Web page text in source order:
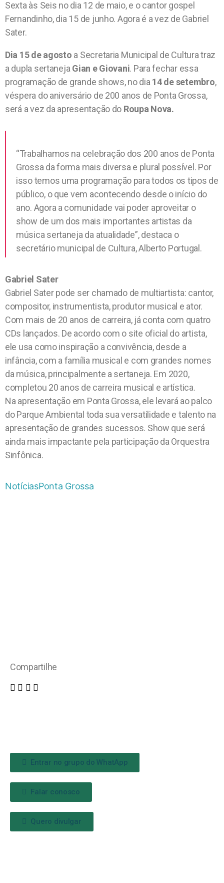
Sexta às Seis no dia 12 de maio, e o cantor gospel
Fernandinho, dia 15 de junho. Agora é a vez de Gabriel
Sater.
Dia 15 de agosto a Secretaria Municipal de Cultura traz
a dupla sertanejaGian e Giovani. Para fechar essa
programação de grande shows, no dia14 de setembro,
véspera do aniversário de 200 anos de Ponta Grossa,
será a vez da apresentação do Roupa Nova.
“Trabalhamos na celebração dos 200 anos de Ponta
Grossa da forma mais diversa e plural possível. Por
isso temos uma programação para todos os tipos de
público, o que vem acontecendo desde o início do
ano. Agora a comunidade vai poder aproveitar o
show de um dos mais importantes artistas da
música sertaneja da atualidade”, destaca o
secretário municipal de Cultura, Alberto Portugal.
Gabriel Sater
Gabriel Sater pode ser chamado de multiartista: cantor,
compositor, instrumentista, produtor musical e ator.
Com mais de 20 anos de carreira, já conta com quatro
CDs lançados. De acordo com o site oficial do artista,
ele usa como inspiração a convivência, desde a
infância, com a família musical e com grandes nomes
da música, principalmente a sertaneja. Em 2020,
completou 20 anos de carreira musical e artística.
Na apresentação em Ponta Grossa, ele levará ao palco
do Parque Ambiental toda sua versatilidade e talento na
apresentação de grandes sucessos. Show que será
ainda mais impactante pela participação da Orquestra
Sinfônica.
NotíciasPonta Grossa
Compartilhe
Entrar no grupo do WhatApp
Falar conosco
Quero divulgar